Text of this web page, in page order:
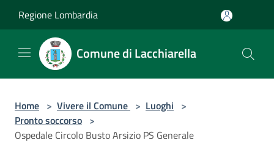
Regione Lombardia
Comune di Lacchiarella
Home > Vivere il Comune > Luoghi >
Pronto soccorso >
Ospedale Circolo Busto Arsizio PS Generale